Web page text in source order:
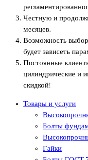
Честную и
месяцев.
Возможность
будет зависеть
Постоянные
цилиндрические и
скидкой!
Товары и услуги
Болты
Гайки